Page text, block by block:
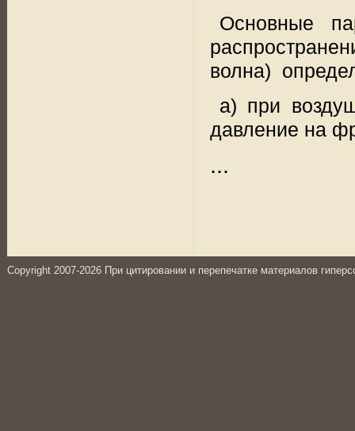
Основные
волна)
а) при
давление на
...
Copyright 2007-2026 При цитировании и перепечатке материалов